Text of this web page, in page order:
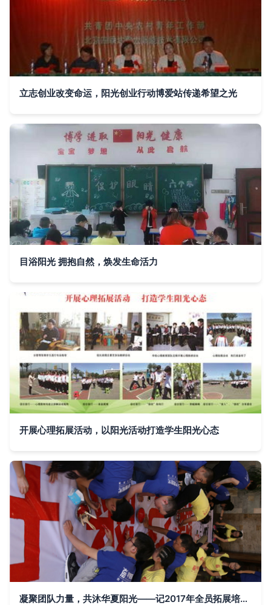
立志创业改变命运，阳光创业行动博爱站传递希望之光
目浴阳光 拥抱自然，焕发生命活力
开展心理拓展活动，以阳光活动打造学生阳光心态
凝聚团队力量，共沐华夏阳光——记2017年全员拓展培训活动